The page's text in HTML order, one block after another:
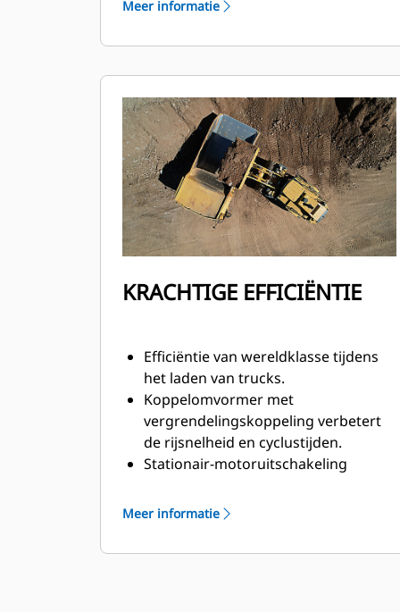
brandstoftoevoer voor optimale
Verkrijgbaar in een
aggregaatconfiguratie met een
payload van 14 ton.
De efficiëntie van het systeem is
geschikt voor trucks met een star
frame tot 60 ton.
Meer informatie
KRACHTIGE EFFICIËNTIE
Efficiëntie van wereldklasse tijdens
het laden van trucks.
Koppelomvormer met
vergrendelingskoppeling verbetert
de rijsnelheid en cyclustijden.
Stationair-motoruitschakeling
onnodig stationair draaien.
per gallon/liter brandstof.
Meer informatie